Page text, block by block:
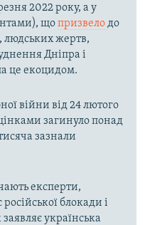
2022 року, а у
щопризвелодо
людських жертв,
Дніпра і
це екоцидом.
війни від 24 лютого
загинуло понад
зазнали
експерти,
блокади і
українська